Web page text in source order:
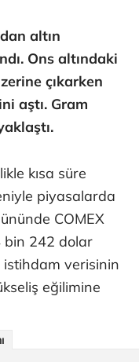
altın
Ons altındaki
çıkarken
aştı. Gram
kısa süre
piyasalarda
COMEX
bin 242 dolar
istihdam verisinin
eğilimine